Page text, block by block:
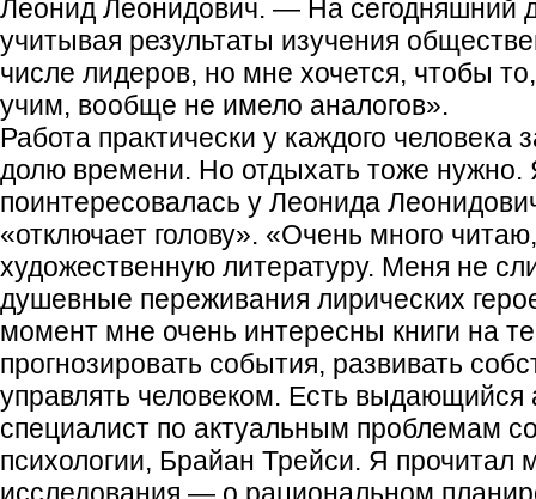
Леонид Леонидович. — На сегодняшний
учитывая результаты изучения
числе лидеров, но мне хочется, чтобы
учим, вообще не имело аналогов».
Работа практически у каждого человека
долю времени. Но отдыхать тоже нужно.
поинтересовалась у Леонида
«отключает голову». «Очень много
художественную литературу. Меня не
душевные переживания лирических
момент мне очень интересны книги на
прогнозировать события, развивать
управлять человеком. Есть выдающийся
специалист по актуальным проблемам
психологии, Брайан Трейси. Я прочитал